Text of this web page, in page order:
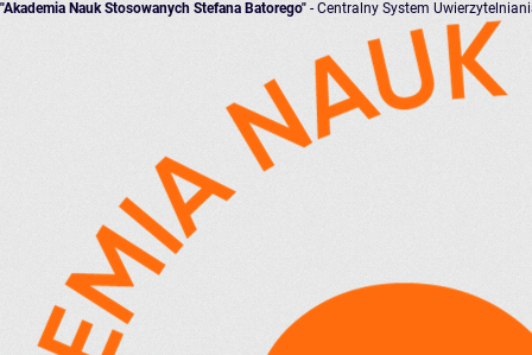
"Akademia Nauk Stosowanych Stefana Batorego" - Centralny System